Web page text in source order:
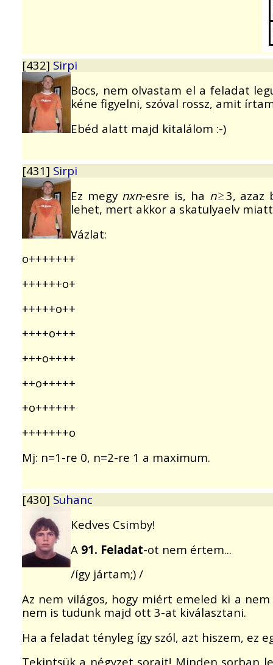
[432] Sirpi
Bocs, nem olvastam el a feladat
kéne figyelni, szóval rossz, amit
Ebéd alatt majd kitalálom :-)
[431] Sirpi
Ez megy nxn-esre is, ha n
3, azaz
lehet, mert akkor a skatulyaelv
Vázlat:
o+++++++
++++++o+
+++++o++
++++o+++
+++o++++
++o+++++
+o++++++
+++++++o
Mj: n=1-re 0, n=2-re 1 a maximum.
[430] Suhanc
Kedves Csimby!
A 91. Feladat-ot nem értem...
/így jártam;) /
Az nem világos, hogy miért emeled ki a
nem is tudunk majd ott 3-at kiválasztani.
Ha a feladat tényleg így szól, azt hiszem, ez
Tekintsük a négyzet sorait! Minden sorban